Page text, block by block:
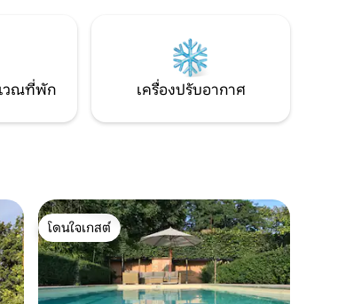
ฟาร์มม้า (สามารถเรียนขี่ม้าได้) ผ้าปูที่นอน
วณที่พัก เครื่องปรับอากาศ
โดนใจเกสต์
โดนใจเกสต์